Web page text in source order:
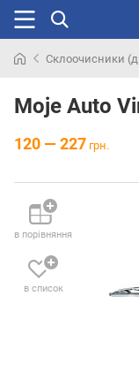
раніше
Склоочисники
Moje Auto
120 — 227 грн.
в порівняння
в список